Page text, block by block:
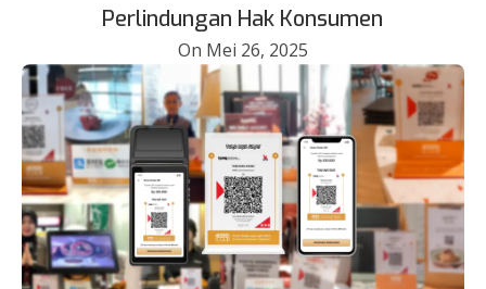
Perlindungan Hak Konsumen
On Mei 26, 2025